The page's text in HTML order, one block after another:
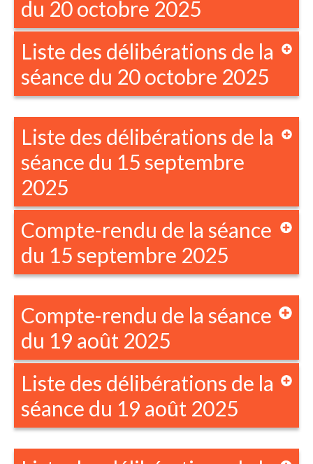
du 20 octobre 2025
Liste des délibérations de la
séance du 20 octobre 2025
Liste des délibérations de la
séance du 15 septembre
2025
Compte-rendu de la séance
du 15 septembre 2025
Compte-rendu de la séance
du 19 août 2025
Liste des délibérations de la
séance du 19 août 2025